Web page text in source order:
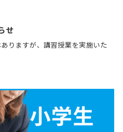
せ
りますが、講習授業を実施いた